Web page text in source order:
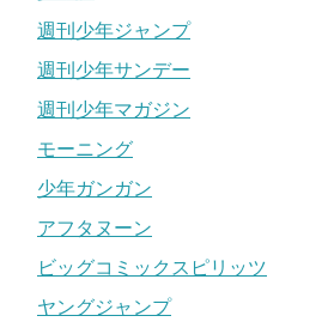
週刊少年ジャンプ
週刊少年サンデー
週刊少年マガジン
モーニング
少年ガンガン
アフタヌーン
ビッグコミックスピリッツ
ヤングジャンプ